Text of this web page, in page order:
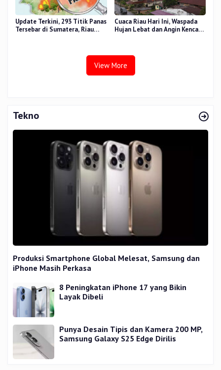
Update Terkini, 293 Titik Panas
Tersebar di Sumatera, Riau
Cuaca Riau Hari Ini, Waspada
Hujan Lebat dan Angin Kencang
View More
Tekno
Produksi Smartphone Global Melesat, Samsung dan
iPhone Masih Perkasa
8 Peningkatan iPhone 17 yang Bikin
Layak Dibeli
Punya Desain Tipis dan Kamera 200 MP,
Samsung Galaxy S25 Edge Dirilis